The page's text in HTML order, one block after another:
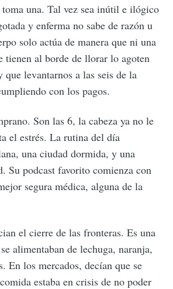
toma una. Tal vez sea inútil e ilógico
y enferma no sabe de razón u
solo actúa de manera que ni una
tienen al borde de llorar lo agoten
levantarnos a las seis de la
con los pagos.
Son las 6, la cabeza ya no le
el estrés. La rutina del día
una ciudad dormida, y una
Su podcast favorito comienza con
segura médica, alguna de la
el cierre de las fronteras. Es una
alimentaban de lechuga, naranja,
En los mercados, decían que se
estaba en crisis de no poder